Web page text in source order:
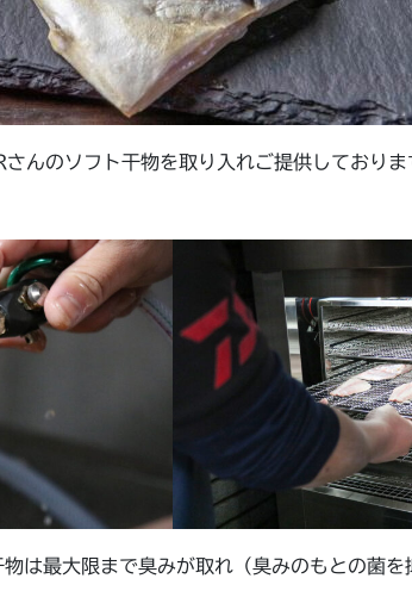
んのソフト干物を取り入れご提供しておりま
は最大限まで臭みが取れ（臭みのもとの菌